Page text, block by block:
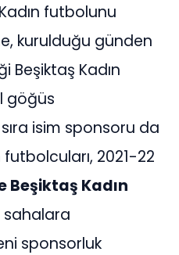
futbolunu
kurulduğu günden
Beşiktaş Kadın
göğüs
isim sponsoru da
futbolcuları, 2021-22
Beşiktaş Kadın
sahalara
sponsorluk